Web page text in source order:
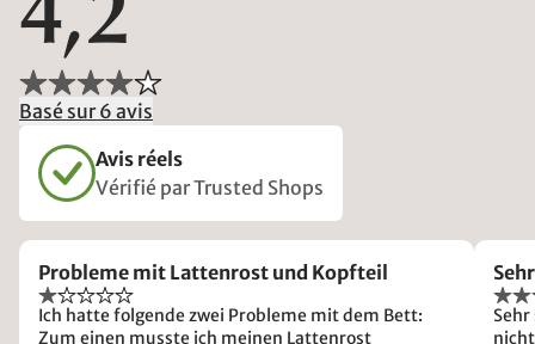
4,2
Basé sur 6 avis
Avis réels
Vérifié par Trusted Shops
Probleme mit Lattenrost und Kopfteil
Ich hatte folgende zwei Probleme mit dem Bett:
Zum einen musste ich meinen Lattenrost